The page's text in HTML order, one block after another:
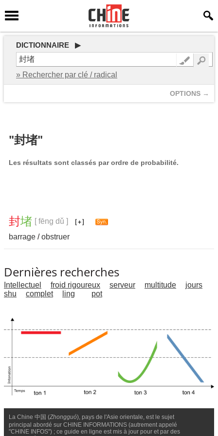
DICTIONNAIRE ▶
» Rechercher par clé / radical
OPTIONS →
"封堵"
Les résultats sont classés par ordre de probabilité.
封堵 [ fēng dǔ ]
barrage /obstruer
Dernières recherches
Intellectuel froid rigoureux serveur multitude
jours
shu
complet ling pot
La Chine 中国 (Zhongguó), pays de l'Asie orientale, est le sujet
principal abordé sur CHINE INFORMATIONS (autrement appelé
"CHINE INFOS") ; ce guide en ligne est mis à jour pour et par des